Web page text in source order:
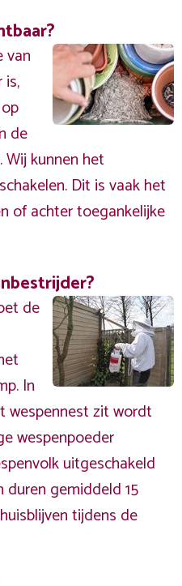
van
de
kunnen het
Dit is vaak het
of achter toegankelijke
de
In
wespennest zit wordt
wespenpoeder
uitgeschakeld
gemiddeld 15
tijdens de